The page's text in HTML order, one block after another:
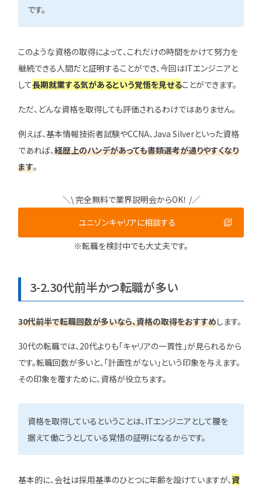
です。
このような資格の取得によって、これだけの時間をかけて努力を
継続できる人間だと証明することができ、今回はITエンジニアと
して長期就業する気があるという覚悟を見せることができます。
ただ、どんな資格を取得しても評価されるわけではありません。
例えば、基本情報技術者試験やCCNA、Java Silverといった資格
であれば、経歴上のハンデがあっても書類選考が通りやすくなり
ます。
＼\ 完全無料で業界説明会からOK！ /／
ユニゾンキャリアに相談する
※転職を検討中でも大丈夫です。
3-2.30代前半かつ転職が多い
30代前半で転職回数が多いなら、資格の取得をおすすめします。
30代の転職では、20代よりも「キャリアの一貫性」が見られるから
です。転職回数が多いと、「計画性がない」という印象を与えます。
その印象を覆すために、資格が役立ちます。
資格を取得しているということは、ITエンジニアとして腰を
据えて働こうとしている覚悟の証明になるからです。
基本的に、会社は採用基準のひとつに年齢を設けていますが、資